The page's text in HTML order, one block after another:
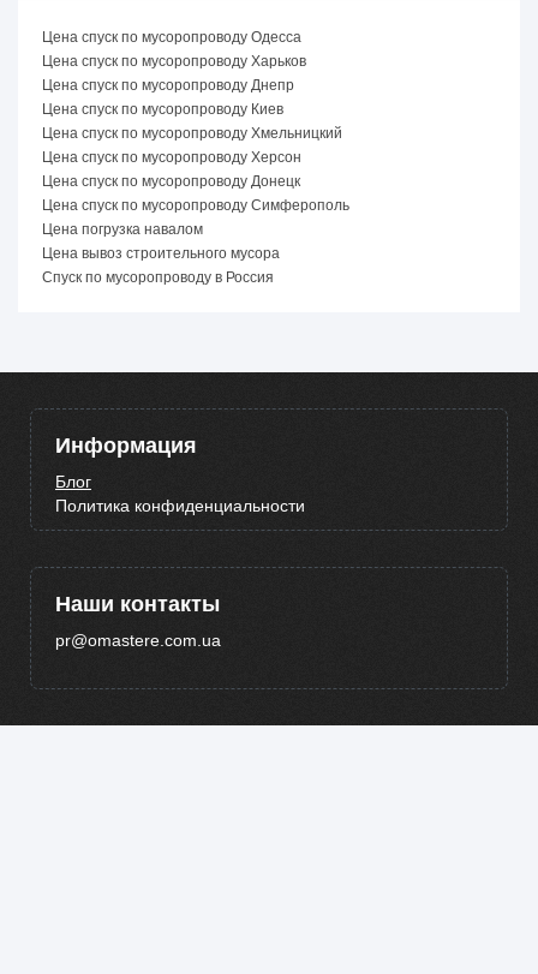
Цена спуск по мусоропроводу Одесса
Цена спуск по мусоропроводу Харьков
Цена спуск по мусоропроводу Днепр
Цена спуск по мусоропроводу Киев
Цена спуск по мусоропроводу Хмельницкий
Цена спуск по мусоропроводу Херсон
Цена спуск по мусоропроводу Донецк
Цена спуск по мусоропроводу Симферополь
Цена погрузка навалом
Цена вывоз строительного мусора
Спуск по мусоропроводу в Россия
Информация
Блог
Политика конфиденциальности
Наши контакты
pr@omastere.com.ua